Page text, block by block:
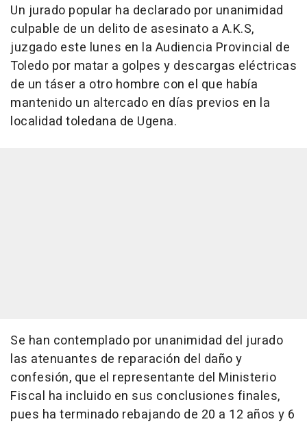
Un jurado popular ha declarado por unanimidad
culpable de un delito de asesinato a A.K.S,
juzgado este lunes en la Audiencia Provincial de
Toledo por matar a golpes y descargas eléctricas
de un táser a otro hombre con el que había
mantenido un altercado en días previos en la
localidad toledana de Ugena.
Se han contemplado por unanimidad del jurado
las atenuantes de reparación del daño y
confesión, que el representante del Ministerio
Fiscal ha incluido en sus conclusiones finales,
pues ha terminado rebajando de 20 a 12 años y 6